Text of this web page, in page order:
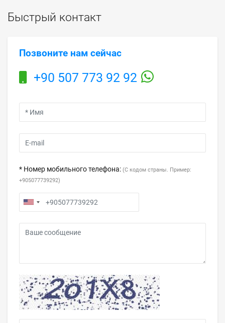
Быстрый контакт
Позвоните нам сейчас
+90 507 773 92 92
* Номер мобильного телефона: (С кодом страны. Пример:
+905077739292)